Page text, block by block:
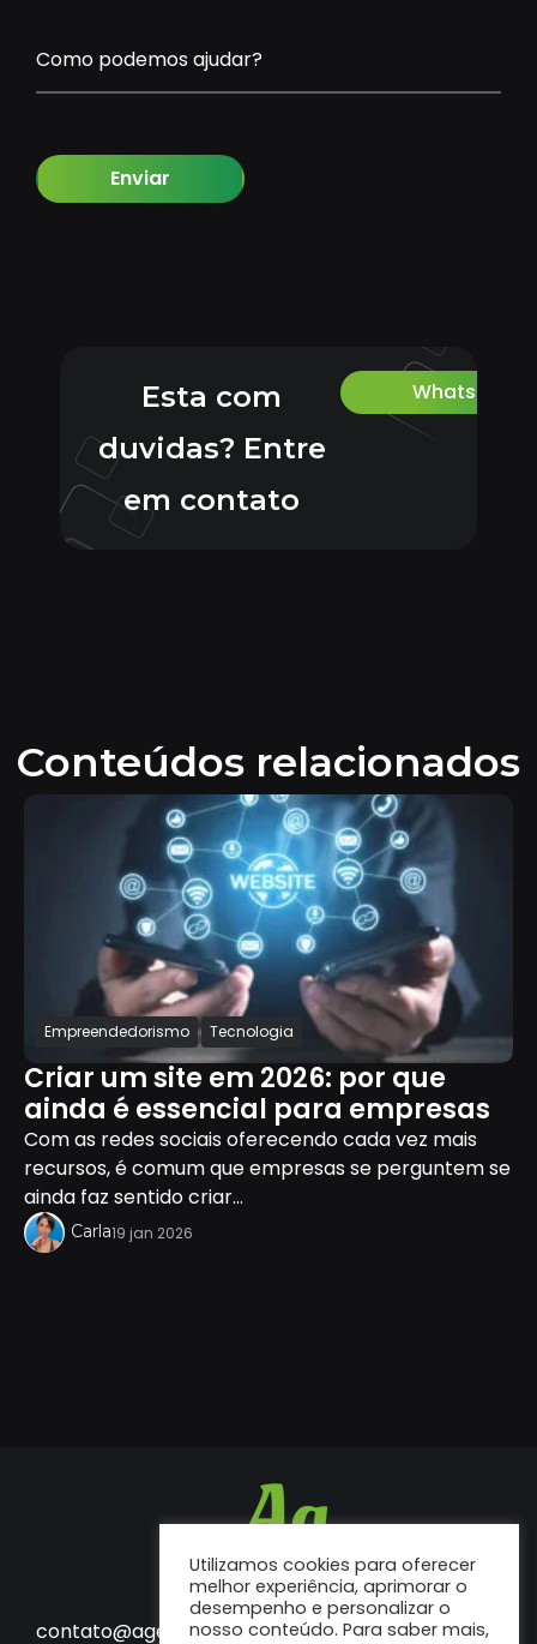
Como podemos ajudar?
Enviar
Esta com
duvidas? Entre
em contato
Whatsapp
Conteúdos relacionados
Empreendedorismo Tecnologia
Criar um site em 2026: por que
ainda é essencial para empresas
Com as redes sociais oferecendo cada vez mais
recursos, é comum que empresas se perguntem se
ainda faz sentido criar...
Carla19 jan 2026
Fale conosco
contato@agenciaf12.com.br
Utilizamos cookies para oferecer
melhor experiência, aprimorar o
desempenho e personalizar o
nosso conteúdo. Para saber mais,